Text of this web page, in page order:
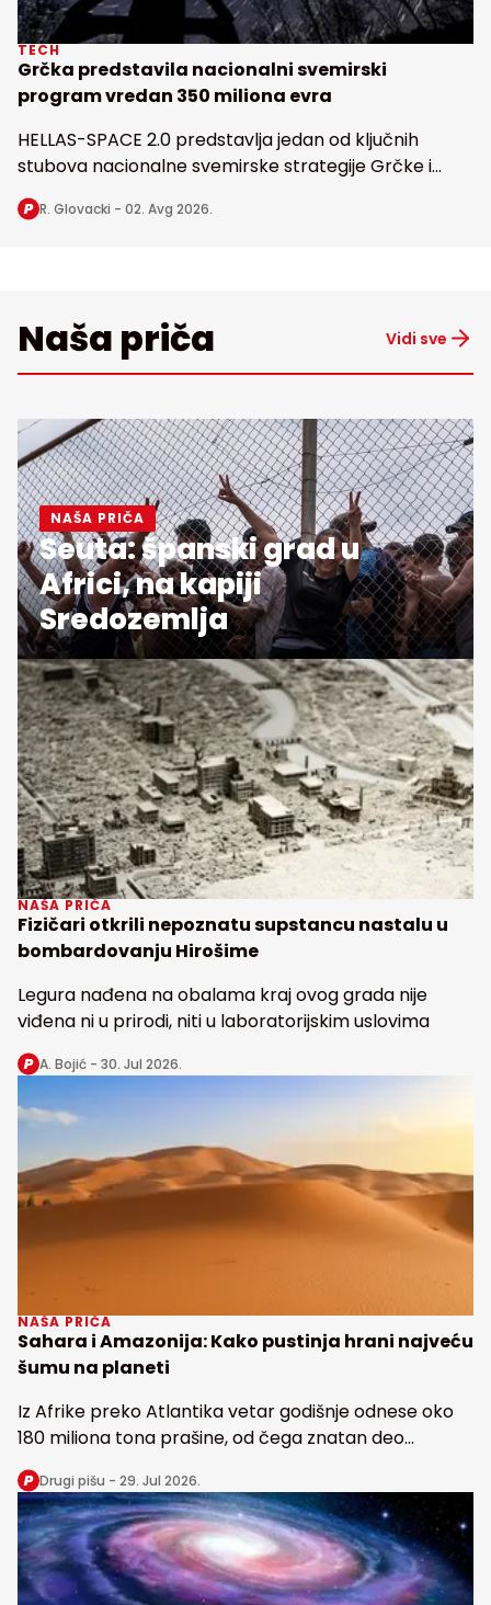
TECH
Grčka predstavila nacionalni svemirski
program vredan 350 miliona evra
HELLAS-SPACE 2.0 predstavlja jedan od ključnih
stubova nacionalne svemirske strategije Grčke i
obuhvata razvoj svemirske infrastrukture, korišćenje
satelitskih aplikacija i podataka
R. Glovacki - 02. Avg 2026.
Naša priča Vidi sve
NAŠA PRIČA
Seuta: španski grad u
Africi, na kapiji
Sredozemlja
NAŠA PRIČA
Fizičari otkrili nepoznatu supstancu nastalu u
bombardovanju Hirošime
Legura nađena na obalama kraj ovog grada nije
viđena ni u prirodi, niti u laboratorijskim uslovima
A. Bojić - 30. Jul 2026.
NAŠA PRIČA
Sahara i Amazonija: Kako pustinja hrani najveću
šumu na planeti
Iz Afrike preko Atlantika vetar godišnje odnese oko
180 miliona tona prašine, od čega znatan deo
snabdeva fosforom najveću tropsku kišnu šumu na
Zemlji
Drugi pišu - 29. Jul 2026.